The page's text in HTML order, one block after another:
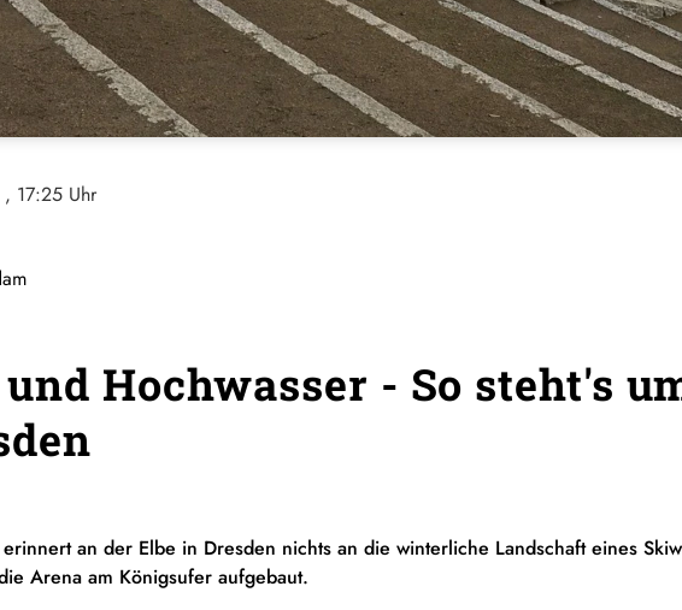
, 17:25 Uhr
und Hochwasser - So steht's
an der Elbe in Dresden nichts an die winterliche Landschaft eines
Arena am Königsufer aufgebaut.